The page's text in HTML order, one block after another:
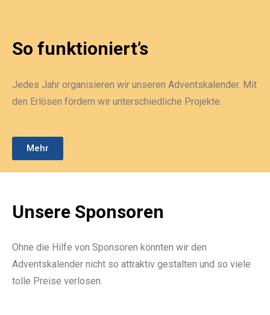
So funktioniert’s
Jedes Jahr organisieren wir unseren Adventskalender. Mit
den Erlösen fördern wir unterschiedliche Projekte.
Mehr
Unsere Sponsoren
Ohne die Hilfe von Sponsoren könnten wir den
Adventskalender nicht so attraktiv gestalten und so viele
tolle Preise verlosen.